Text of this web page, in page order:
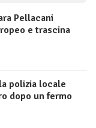
Pellacani
e trascina
polizia locale
dopo un fermo